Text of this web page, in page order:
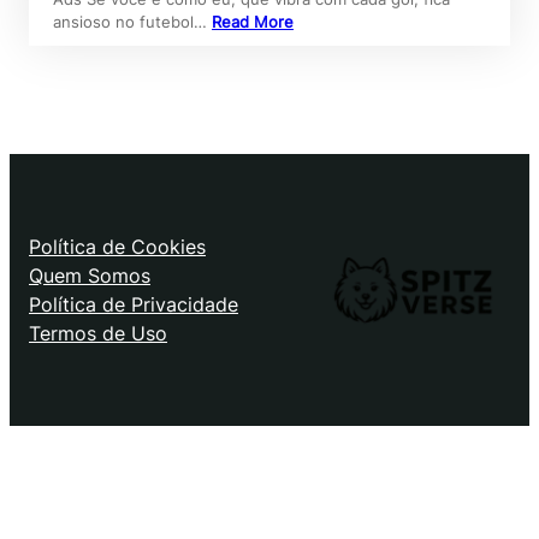
ansioso no futebol… Read More
Política de Cookies
Quem Somos
Política de Privacidade
Termos de Uso